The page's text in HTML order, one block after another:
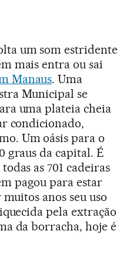
um som estridente
mais entra ou sai
Manaus. Uma
Municipal se
uma plateia cheia
condicionado,
Um oásis para o
da capital. É
as 701 cadeiras
pagou para estar
anos seu uso
pela extração
da borracha, hoje é